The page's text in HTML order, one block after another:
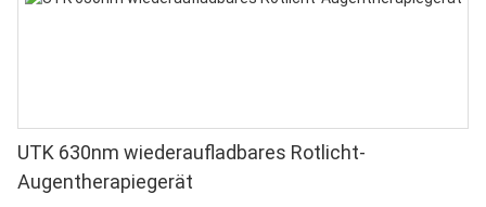
UTK 630nm wiederaufladbares Rotlicht-
Augentherapiegerät